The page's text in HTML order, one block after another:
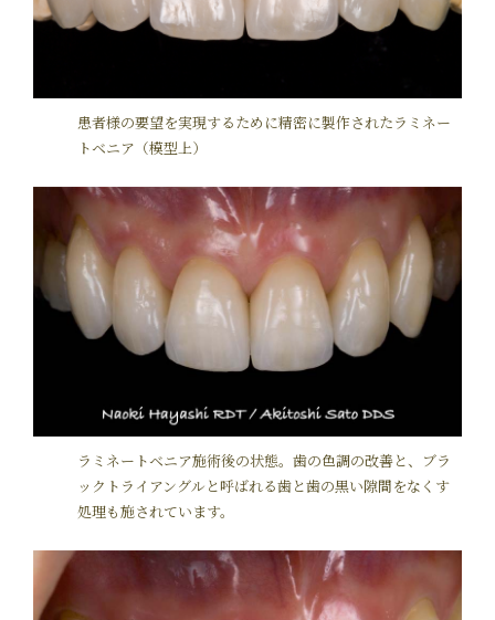
患者様の要望を実現するために精密に製作されたラミネー
トベニア（模型上）
ラミネートベニア施術後の状態。歯の色調の改善と、ブラ
ックトライアングルと呼ばれる歯と歯の黒い隙間をなくす
処理も施されています。